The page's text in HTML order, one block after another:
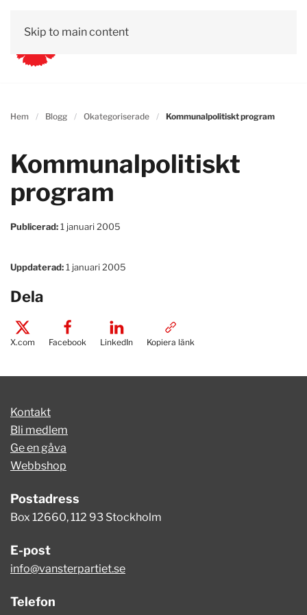
Skip to main content
Hem Blogg Okategoriserade Kommunalpolitiskt program
Kommunalpolitiskt
program
Publicerad:1 januari 2005
Uppdaterad:1 januari 2005
Dela
X.com Facebook LinkedIn Kopiera länk
Kontakt
Bli medlem
Ge en gåva
Webbshop
Postadress
Box 12660, 112 93 Stockholm
E-post
info@vansterpartiet.se
Telefon